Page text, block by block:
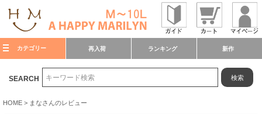
カテゴリー 再入荷 ランキング 新作
SEARCH 検索
HOME まなさんのレビュー